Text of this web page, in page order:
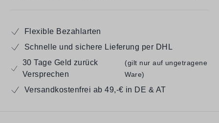
Flexible Bezahlarten
Schnelle und sichere Lieferung per DHL
30 Tage Geld zurück
Versprechen
(gilt nur auf ungetragene
Ware)
Versandkostenfrei ab 49,-€ in DE & AT